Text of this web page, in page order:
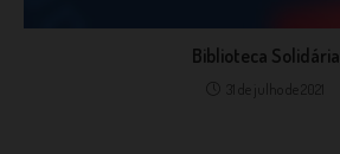
Biblioteca Solidária
31 de julho de 2021